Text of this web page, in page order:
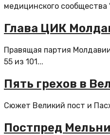
медицинского сообщества
Глава ЦИК
Правящая партия
55 из 101...
Пять грехов в
Сюжет Великий пост и
Постпред